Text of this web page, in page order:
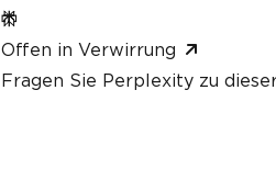
Offen in Verwirrung
Fragen Sie Perplexity zu